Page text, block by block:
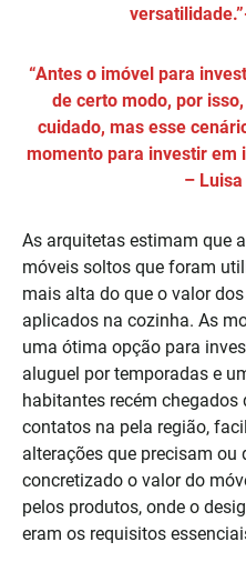
“Antes o imóvel para
de certo modo, por
cuidado, mas esse
momento para investir em
–
As arquitetas estimam que
móveis soltos que foram
mais alta do que o valor
aplicados na cozinha. As
uma ótima opção para
aluguel por temporadas e
habitantes recém
contatos na pela região,
alterações que precisam ou
concretizado o valor do
pelos produtos, onde o
eram os requisitos